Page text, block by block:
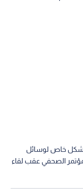
وبشكل خاص لوسائل
الصحفي عقب لقاء